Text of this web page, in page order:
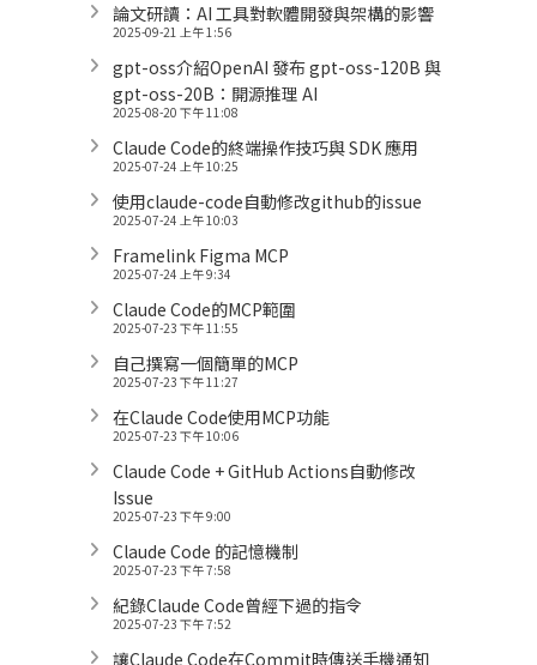
論文研讀：AI 工具對軟體開發與架構的影響
2025-09-21 上午 1:56
gpt-oss介紹OpenAI 發布 gpt-oss-120B 與
gpt-oss-20B：開源推理 AI
2025-08-20 下午 11:08
Claude Code的終端操作技巧與 SDK 應用
2025-07-24 上午 10:25
使用claude-code自動修改github的issue
2025-07-24 上午 10:03
Framelink Figma MCP
2025-07-24 上午 9:34
Claude Code的MCP範圍
2025-07-23 下午 11:55
自己撰寫一個簡單的MCP
2025-07-23 下午 11:27
在Claude Code使用MCP功能
2025-07-23 下午 10:06
Claude Code + GitHub Actions自動修改
Issue
2025-07-23 下午 9:00
Claude Code 的記憶機制
2025-07-23 下午 7:58
紀錄Claude Code曾經下過的指令
2025-07-23 下午 7:52
讓Claude Code在Commit時傳送手機通知